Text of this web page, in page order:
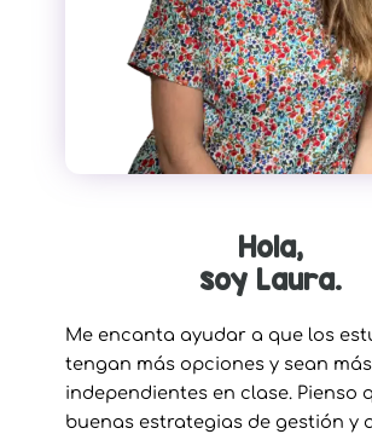
Hola,
soy Laura.
Me encanta ayudar a que los
tengan más opciones y sean más
independientes en clase. Pienso
buenas estrategias de gestión y